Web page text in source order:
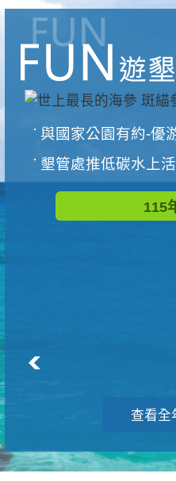
與國家公園有約-優
墾管處推低碳水上活動
115
查看全